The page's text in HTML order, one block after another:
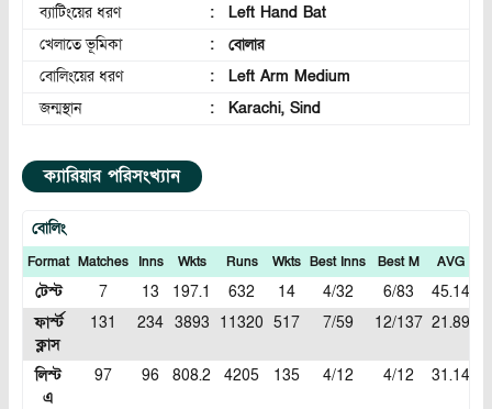
ব্যাটিংয়ের ধরণ
:
Left Hand Bat
খেলাতে ভূমিকা
:
বোলার
বোলিংয়ের ধরণ
:
Left Arm Medium
জন্মস্থান
: Karachi, Sind
ক্যারিয়ার পরিসংখ্যান
বোলিং
Format Matches Inns Wkts Runs Wkts Best Inns Best M AVG
টেস্ট 7 13 197.1 632 14 4/32 6/83 45.14
ফার্স্ট
ক্লাস
131 234 3893 11320 517 7/59 12/137 21.89
লিস্ট
এ
97 96 808.2 4205 135 4/12 4/12 31.14